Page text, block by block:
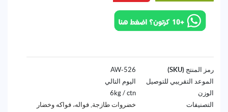
رمز المنتج (SKU)
526-AW
الموعد التقريبي للتوصيل
اليوم التالي
الوزن
6kg / ctn
التصنيفات
خضروات طازجة, فواله، فواكه وخضار